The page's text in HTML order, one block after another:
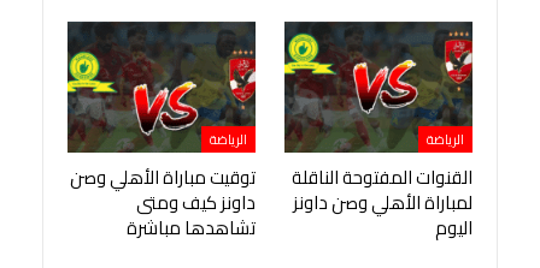
الرياضة
القنوات المفتوحة الناقلة
لمباراة الأهلي وصن داونز
اليوم
الرياضة
توقيت مباراة الأهلي وصن
داونز كيف ومتى
تشاهدها مباشرة